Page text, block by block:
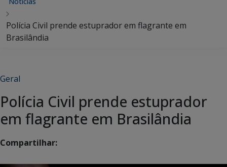
Polícia Civil prende estuprador em flagrante em
Brasilândia
Geral
Polícia Civil prende estuprador
em flagrante em Brasilândia
Compartilhar: